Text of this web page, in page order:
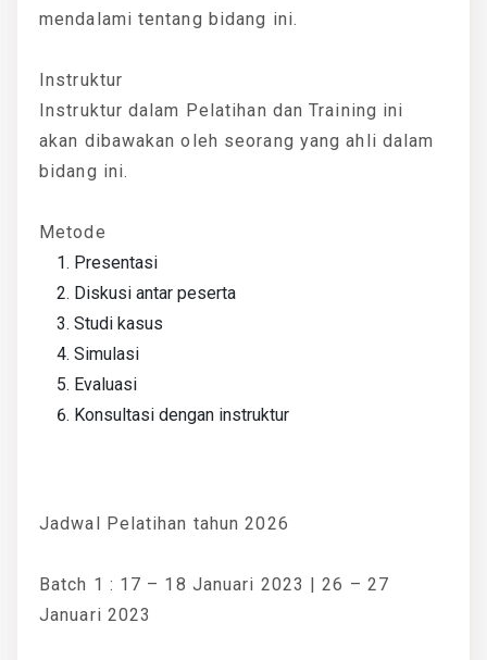
mendalami tentang bidang ini.
Instruktur
Instruktur dalam Pelatihan dan Training ini
akan dibawakan oleh seorang yang ahli dalam
bidang ini.
Metode
Presentasi
Diskusi antar peserta
Studi kasus
Simulasi
Evaluasi
Konsultasi dengan instruktur
Jadwal Pelatihan tahun 2026
Batch 1 : 17 – 18 Januari 2023 | 26 – 27
Januari 2023